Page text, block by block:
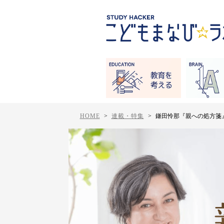
HOME > 連載・特集 > 鎌田怜那『親への処方箋